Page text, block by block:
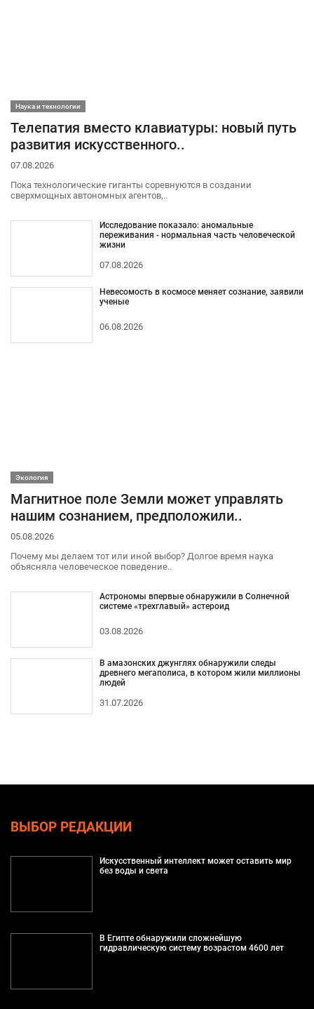
Наука и технологии
Телепатия вместо клавиатуры: новый путь
развития искусственного..
07.08.2026
Пока технологические гиганты соревнуются в создании
сверхмощных автономных агентов,..
Исследование показало: аномальные
переживания - нормальная часть человеческой
жизни
07.08.2026
Невесомость в космосе меняет сознание, заявили
ученые
06.08.2026
Экология
Магнитное поле Земли может управлять
нашим сознанием, предположили..
05.08.2026
Почему мы делаем тот или иной выбор? Долгое время наука
объясняла человеческое поведение..
Астрономы впервые обнаружили в Солнечной
системе «трехглавый» астероид
03.08.2026
В амазонских джунглях обнаружили следы
древнего мегаполиса, в котором жили миллионы
людей
31.07.2026
ВЫБОР РЕДАКЦИИ
Искусственный интеллект может оставить мир
без воды и света
В Египте обнаружили сложнейшую
гидравлическую систему возрастом 4600 лет